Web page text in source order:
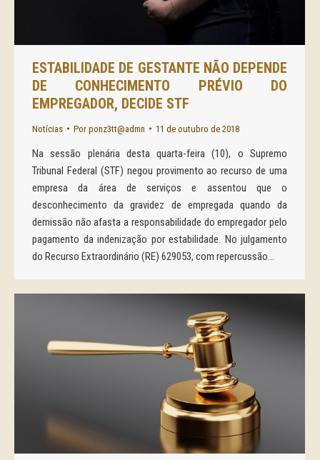
ESTABILIDADE DE GESTANTE NÃO DEPENDE
DE CONHECIMENTO PRÉVIO DO
EMPREGADOR, DECIDE STF
Notícias Por ponz3tt@admn 11 de outubro de 2018
Na sessão plenária desta quarta-feira (10), o Supremo
Tribunal Federal (STF) negou provimento ao recurso de uma
empresa da área de serviços e assentou que o
desconhecimento da gravidez de empregada quando da
demissão não afasta a responsabilidade do empregador pelo
pagamento da indenização por estabilidade. No julgamento
do Recurso Extraordinário (RE) 629053, com repercussão…